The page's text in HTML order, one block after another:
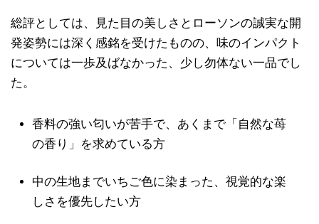
総評としては、見た目の美しさとローソンの誠実な開
発姿勢には深く感銘を受けたものの、味のインパクト
については一歩及ばなかった、少し勿体ない一品でし
た。
香料の強い匂いが苦手で、あくまで「自然な苺
の香り」を求めている方
中の生地までいちご色に染まった、視覚的な楽
しさを優先したい方